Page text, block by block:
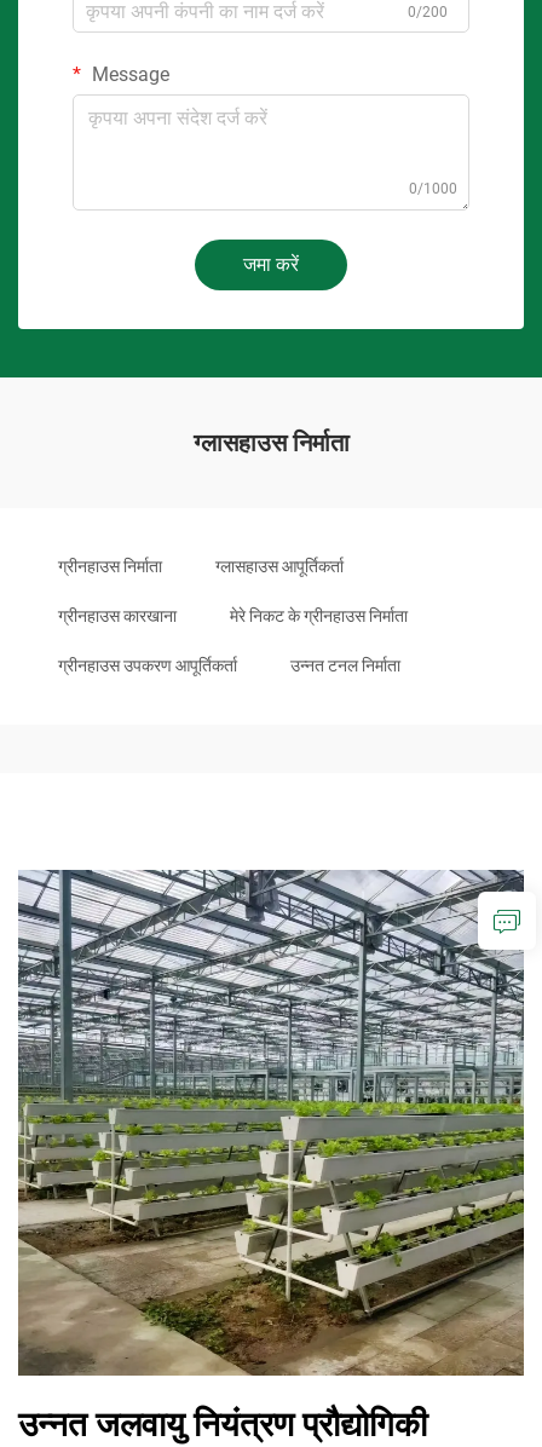
0/200
Message
0/1000
जमा करें
ग्लासहाउस निर्माता
ग्रीनहाउस निर्माता ग्लासहाउस आपूर्तिकर्ता
ग्रीनहाउस कारखाना मेरे निकट के ग्रीनहाउस निर्माता
ग्रीनहाउस उपकरण आपूर्तिकर्ता उन्नत टनल निर्माता
उन्नत जलवायु नियंत्रण प्रौद्योगिकी